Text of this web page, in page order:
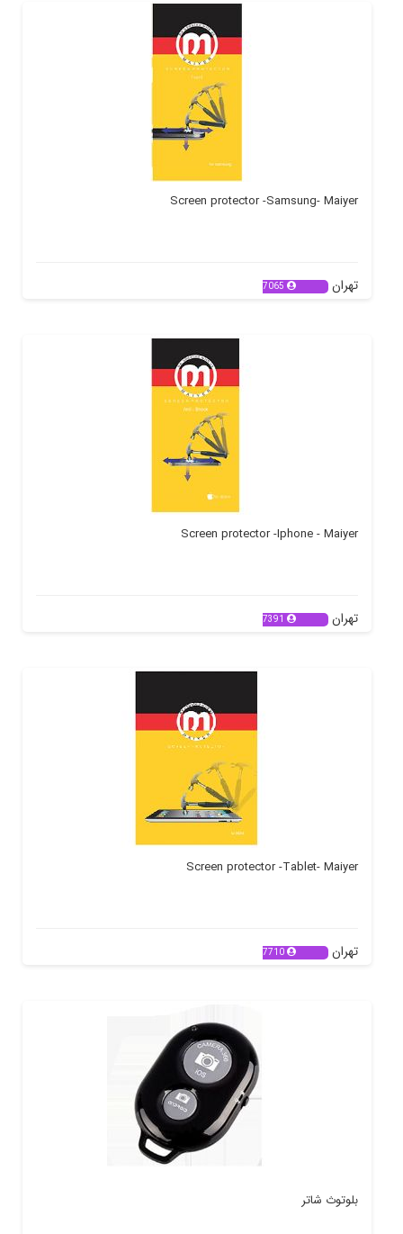
Screen protector -Samsung- Maiyer
تهران 7065
Screen protector -Iphone - Maiyer
تهران 7391
Screen protector -Tablet- Maiyer
تهران 7710
بلوتوث شاتر